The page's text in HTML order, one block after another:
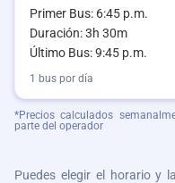
Primer Bus: 6:45 p.m.
Duración: 3h 30m
Último Bus: 9:45 p.m.
1 bus por día
*Precios calculados
parte del operador
Puedes elegir el horario y